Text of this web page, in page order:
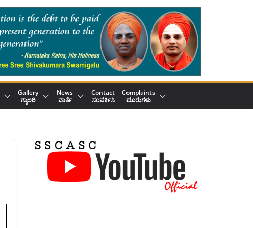
Gallery
ಗ್ಯಾಲರಿ
News
ವಾರ್ತೆ
Contact
ಸಂಪರ್ಕಿಸಿ
Complaints
ದೂರುಗಳು